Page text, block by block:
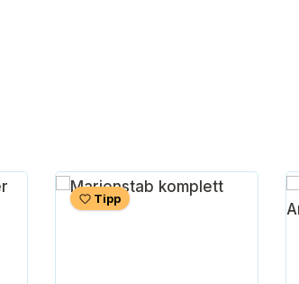
Tipp